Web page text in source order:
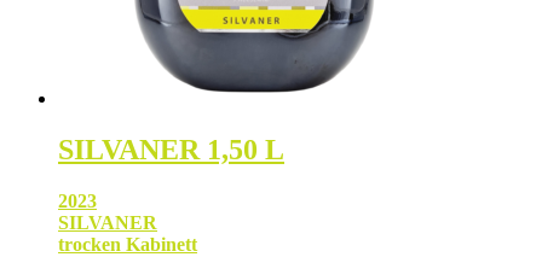
SILVANER 1,50 L
2023
SILVANER
trocken Kabinett